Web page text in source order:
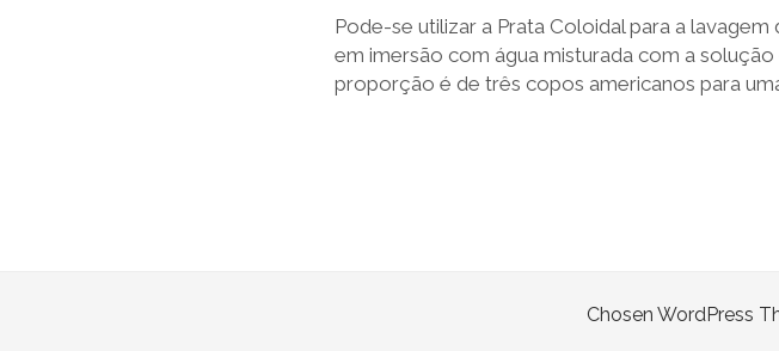
Pode-se utilizar a Prata Coloidal para a
em imersão com água misturada com a
proporção é de três copos americanos para
Chosen WordPress